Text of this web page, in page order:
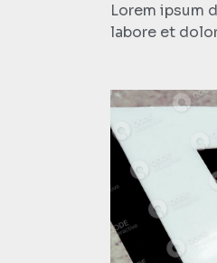
Lorem ipsum
labore et